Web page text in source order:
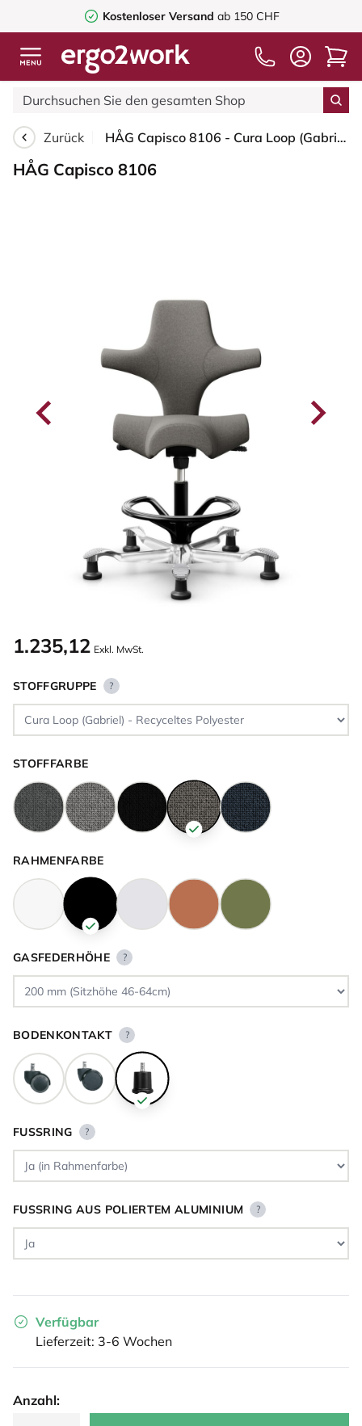
Kostenloser Versand ab 150 CHF
Zurück HÅG Capisco 8106 - Cura Loop (Gabriel) - Recyceltes Polyester - CLP61168 Beige-grey - Schwarz - 200 mm (Sitzhöhe 46-64cm) - Bodengleiter
HÅG Capisco 8106
1.235,12 Exkl. MwSt.
STOFFGRUPPE ?
STOFFFARBE
RAHMENFARBE
GASFEDERHÖHE ?
BODENKONTAKT ?
FUSSRING ?
FUSSRING AUS POLIERTEM ALUMINIUM ?
Verfügbar
Lieferzeit: 3-6 Wochen
Anzahl: